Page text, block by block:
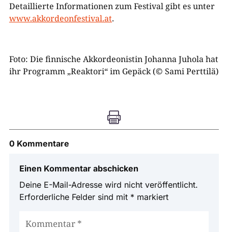
Detaillierte Informationen zum Festival gibt es unter
www.akkordeonfestival.at.
Foto: Die finnische Akkordeonistin Johanna Juhola hat
ihr Programm „Reaktori“ im Gepäck (© Sami Perttilä)

0 Kommentare
Einen Kommentar abschicken
Deine E-Mail-Adresse wird nicht veröffentlicht.
Erforderliche Felder sind mit * markiert